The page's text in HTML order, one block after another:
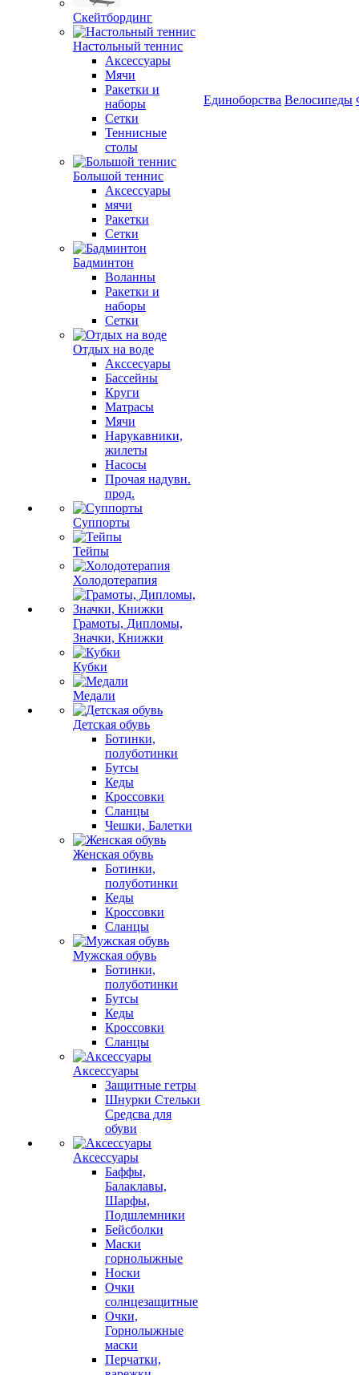
Скейтбординг
Настольный теннис
Аксессуары
Мячи
Ракетки и
наборы
Сетки
Теннисные
столы
Большой теннис
Аксессуары
мячи
Ракетки
Сетки
Бадминтон
Воланны
Ракетки и
наборы
Сетки
Отдых на воде
Акссесуары
Бассейны
Круги
Матрасы
Мячи
Нарукавники,
жилеты
Насосы
Прочая надувн.
прод.
Суппорты
Тейпы
Холодотерапия
Грамоты, Дипломы,
Значки, Книжки
Кубки
Медали
Детская обувь
Ботинки,
полуботинки
Бутсы
Кеды
Кроссовки
Сланцы
Чешки, Балетки
Женская обувь
Ботинки,
полуботинки
Кеды
Кроссовки
Сланцы
Мужская обувь
Ботинки,
полуботинки
Бутсы
Кеды
Кроссовки
Сланцы
Аксессуары
Защитные гетры
Шнурки Стельки
Средсва для
обуви
Аксессуары
Баффы,
Балаклавы,
Шарфы,
Подшлемники
Бейсболки
Маски
горнолыжные
Носки
Очки
солнцезащитные
Очки,
Горнолыжные
маски
Перчатки,
Единоборства Велосипеды